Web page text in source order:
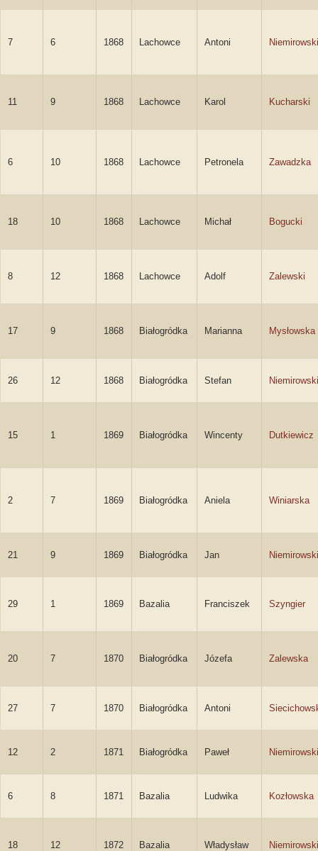
7 6 1868 Lachowce Antoni Niemirowski
11 9 1868 Lachowce Karol Kucharski
6 10 1868 Lachowce Petronela Zawadzka
18 10 1868 Lachowce Michał Bogucki
8 12 1868 Lachowce Adolf Zalewski
17 9 1868 Białogródka Marianna Mysłowska
26 12 1868 Białogródka Stefan Niemirowski
15 1 1869 Białogródka Wincenty Dutkiewicz
2 7 1869 Białogródka Aniela Winiarska
21 9 1869 Białogródka Jan Niemirowski
29 1 1869 Bazalia Franciszek Szyngier
20 7 1870 Białogródka Józefa Zalewska
27 7 1870 Białogródka Antoni
12 2 1871 Białogródka Paweł Niemirowski
6 8 1871 Bazalia Ludwika Kozłowska
18 12 1872 Bazalia Władysław Niemirowski